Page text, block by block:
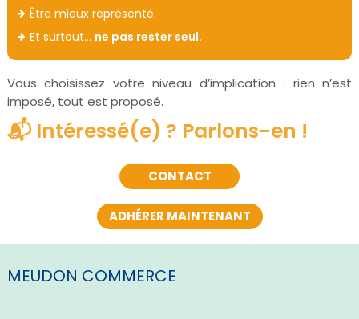
Être mieux représenté.
Et surtout… ne pas rester seul.
Vous choisissez votre niveau d’implication : rien n’est
imposé, tout est proposé.
📬 Intéressé(e) ? Parlons-en !
CONTACT
ADHÉRER MAINTENANT
MEUDON COMMERCE